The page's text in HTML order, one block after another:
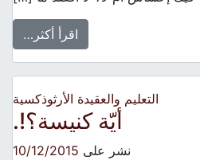
اقرأ أكثر…
التعليم والعقيدة الأرثوذكسية
أيّة كنيسة؟!.
نشر على10/12/2015